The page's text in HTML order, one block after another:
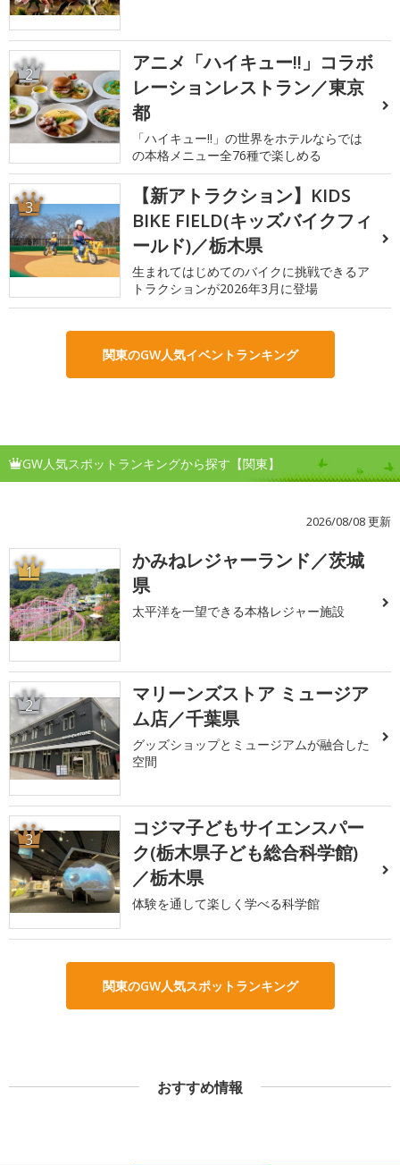
2
アニメ「ハイキュー!!」コラボ
レーションレストラン／東京
都
「ハイキュー!!」の世界をホテルならでは
の本格メニュー全76種で楽しめる
3
【新アトラクション】KIDS
BIKE FIELD(キッズバイクフィ
ールド)／栃木県
生まれてはじめてのバイクに挑戦できるア
トラクションが2026年3月に登場
関東のGW人気イベントランキング
GW人気スポットランキングから探す【関東】
2026/08/08 更新
1
かみねレジャーランド／茨城
県
太平洋を一望できる本格レジャー施設
2
マリーンズストア ミュージア
ム店／千葉県
グッズショップとミュージアムが融合した
空間
3
コジマ子どもサイエンスパー
ク(栃木県子ども総合科学館)
／栃木県
体験を通して楽しく学べる科学館
関東のGW人気スポットランキング
おすすめ情報